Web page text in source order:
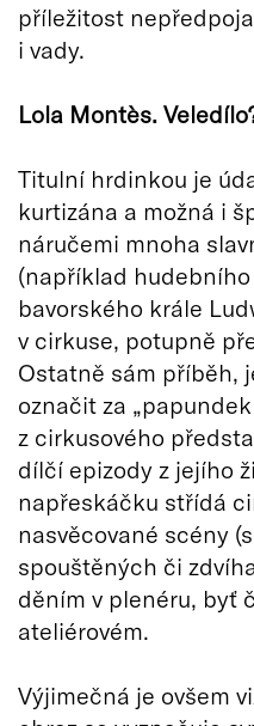
příležitost
i vady.
Lola Montès.
Titulní hrdinkou je
kurtizána a možná i
náručemi mnoha
(například
bavorského krále
v cirkuse, potupně
Ostatně sám příběh,
označit za
z cirkusového
dílčí epizody z jejího
napřeskáčku střídá
nasvěcované scény
spouštěných či
děním v plenéru, byť
ateliérovém.
Výjimečná je ovšem